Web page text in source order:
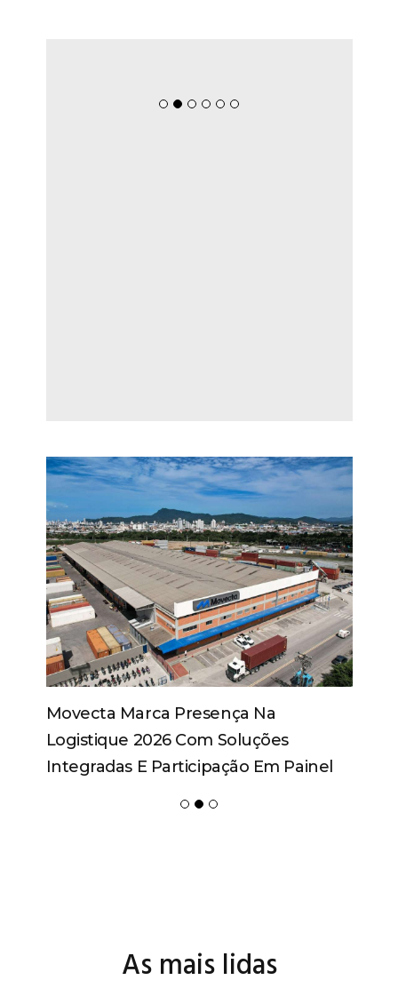
Movecta Marca Presença Na
Logistique 2026 Com Soluções
Integradas E Participação Em Painel
As mais lidas